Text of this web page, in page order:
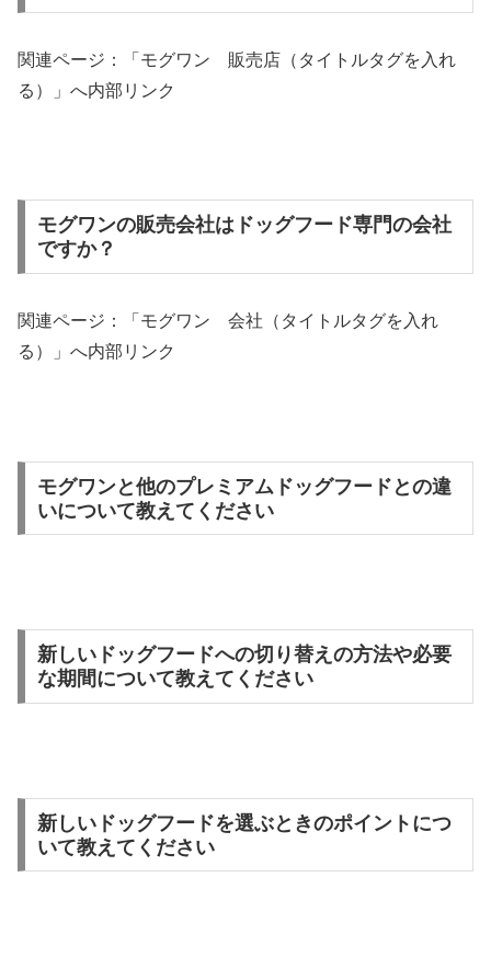
関連ページ：「モグワン 販売店（タイトルタグを入れ
る）」へ内部リンク
モグワンの販売会社はドッグフード専門の会社
ですか？
関連ページ：「モグワン 会社（タイトルタグを入れ
る）」へ内部リンク
モグワンと他のプレミアムドッグフードとの違
いについて教えてください
新しいドッグフードへの切り替えの方法や必要
な期間について教えてください
新しいドッグフードを選ぶときのポイントにつ
いて教えてください